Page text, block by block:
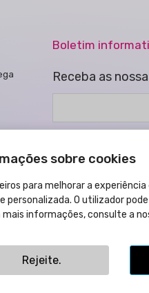
Boletim
Receba as
Li e aceito a
Real (Castellón) ESPANHA | Nº
sobre cookies
para melhorar a experiência
personalizada. O utilizador
informações, consulte a
Rejeite.